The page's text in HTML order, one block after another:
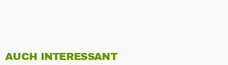
AUCH INTERESSANT